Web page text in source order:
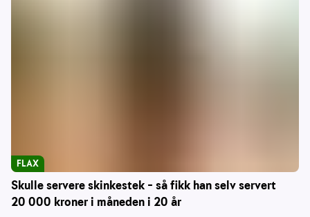
Skulle servere skinkestek – så fikk han selv servert
20 000 kroner i måneden i 20 år
FLAX